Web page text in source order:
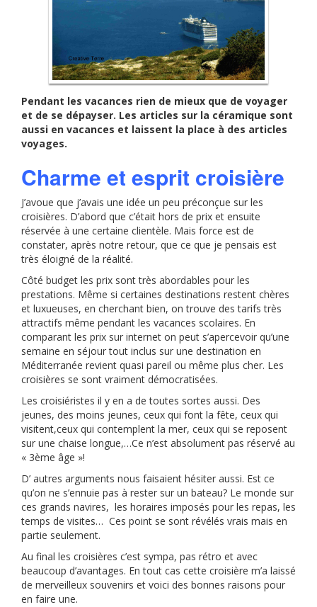
Pendant les vacances rien de mieux que de voyager
et de se dépayser. Les articles sur la céramique sont
aussi en vacances et laissent la place à des articles
voyages.
Charme et esprit croisière
J’avoue que j’avais une idée un peu préconçue sur les
croisières. D’abord que c’était hors de prix et ensuite
réservée à une certaine clientèle. Mais force est de
constater, après notre retour, que ce que je pensais est
très éloigné de la réalité.
Côté budget les prix sont très abordables pour les
prestations. Même si certaines destinations restent chères
et luxueuses, en cherchant bien, on trouve des tarifs très
attractifs même pendant les vacances scolaires. En
comparant les prix sur internet on peut s’apercevoir qu’une
semaine en séjour tout inclus sur une destination en
Méditerranée revient quasi pareil ou même plus cher. Les
croisières se sont vraiment démocratisées.
Les croisiéristes il y en a de toutes sortes aussi. Des
jeunes, des moins jeunes, ceux qui font la fête, ceux qui
visitent,ceux qui contemplent la mer, ceux qui se reposent
sur une chaise longue,…Ce n’est absolument pas réservé au
« 3ème âge »!
D’ autres arguments nous faisaient hésiter aussi. Est ce
qu’on ne s’ennuie pas à rester sur un bateau? Le monde sur
ces grands navires, les horaires imposés pour les repas, les
temps de visites… Ces point se sont révélés vrais mais en
partie seulement.
Au final les croisières c’est sympa, pas rétro et avec
beaucoup d’avantages. En tout cas cette croisière m’a laissé
de merveilleux souvenirs et voici des bonnes raisons pour
en faire une.